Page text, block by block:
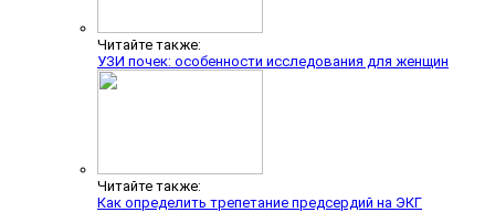
Читайте также:
УЗИ почек: особенности исследования для женщин
Читайте также:
Как определить трепетание предсердий на ЭКГ